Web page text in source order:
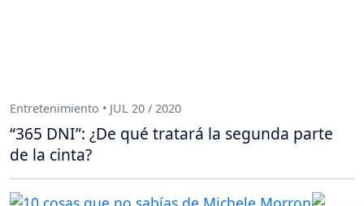
Entretenimiento • JUL 20 / 2020
“365 DNI”: ¿De qué tratará la segunda parte
de la cinta?